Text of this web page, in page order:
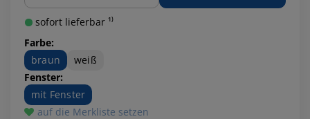
sofort lieferbar ¹⁾
Farbe:
braun
weiß
Fenster:
mit Fenster
auf die Merkliste setzen